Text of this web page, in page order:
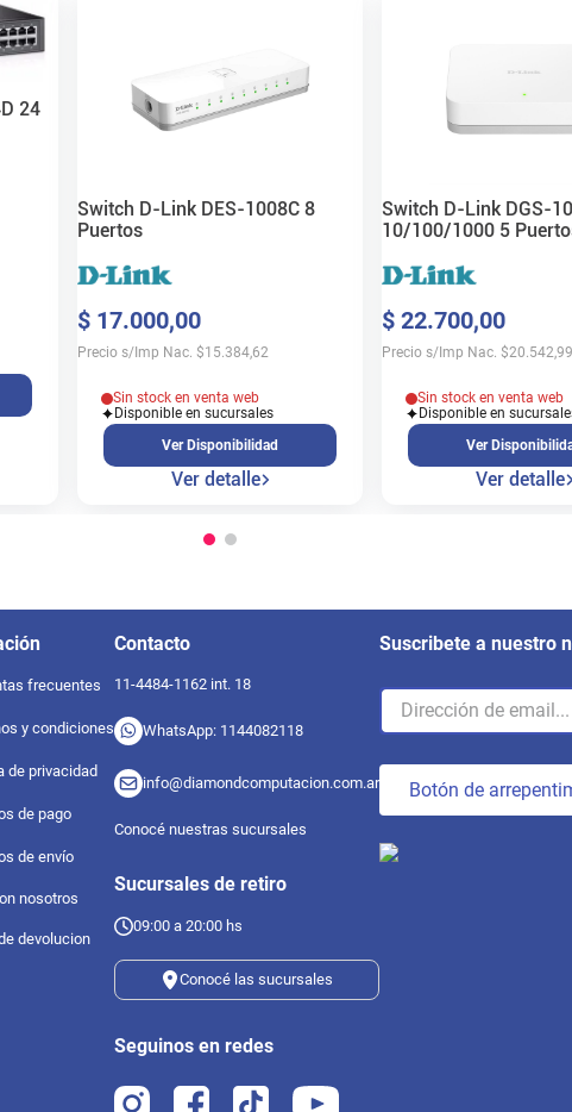
24
Switch D-Link DES-1008C 8
Puertos
$ 17.000,00
Precio s/Imp Nac. $15.384,62
Sin stock en venta web
Disponible en sucursales
Ver Disponibilidad
Ver detalle
Switch D-Link DGS-
10/100/1000 5
$ 22.700,00
Precio s/Imp Nac. $20.542,99
Sin stock en venta web
Disponible en
Ver
Ver detalle
frecuentes
y condiciones
de privacidad
de pago
de envío
nosotros
devolucion
Contacto
11-4484-1162 int. 18
WhatsApp: 1144082118
info@diamondcomputacion.com.ar
Conocé nuestras sucursales
Sucursales de retiro
09:00 a 20:00 hs
Conocé las sucursales
Seguinos en redes
Suscribete a nuestro
Botón de